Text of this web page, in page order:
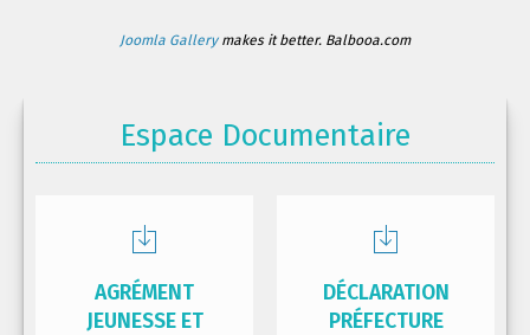
Joomla Gallerymakes it better. Balbooa.com
Espace Documentaire
AGRÉMENT
JEUNESSE ET
DÉCLARATION
PRÉFECTURE